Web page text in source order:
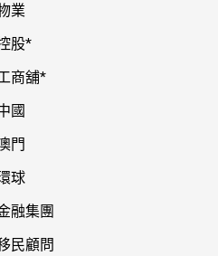
業
股*
商舖*
國
門
球
融集團
民顧問